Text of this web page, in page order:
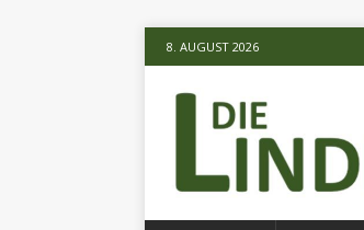
8. AUGUST 2026